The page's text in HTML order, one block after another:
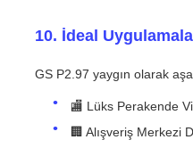
10. İdeal
GS P2.97 yaygın olarak
🏬 Lüks Perakende
🏢 Alışveriş Merkezi